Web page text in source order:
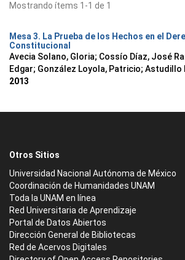
Mostrando ítems 1-1 de 1
Mesa 3. La Prueba de los Hechos en el
Constitucional
Avecia Solano, Gloria; Cossío Díaz, José
Edgar; González Loyola, Patricio; Astudillo
2013
Otros Sitios
Universidad Nacional Autónoma de México
Coordinación de Humanidades UNAM
Toda la UNAM en línea
Red Universitaria de Aprendizaje
Portal de Datos Abiertos
Dirección General de Bibliotecas
Red de Acervos Digitales